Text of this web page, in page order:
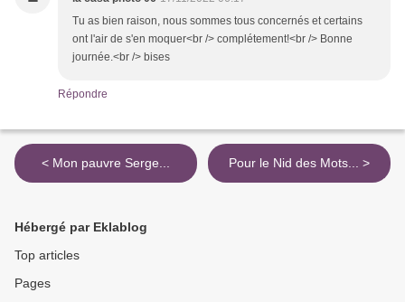
Tu as bien raison, nous sommes tous concernés et certains
ont l'air de s'en moquer<br /> complétement!<br /> Bonne
journée.<br /> bises
Répondre
< Mon pauvre Serge... Pour le Nid des Mots... >
Hébergé par Eklablog
Top articles
Pages